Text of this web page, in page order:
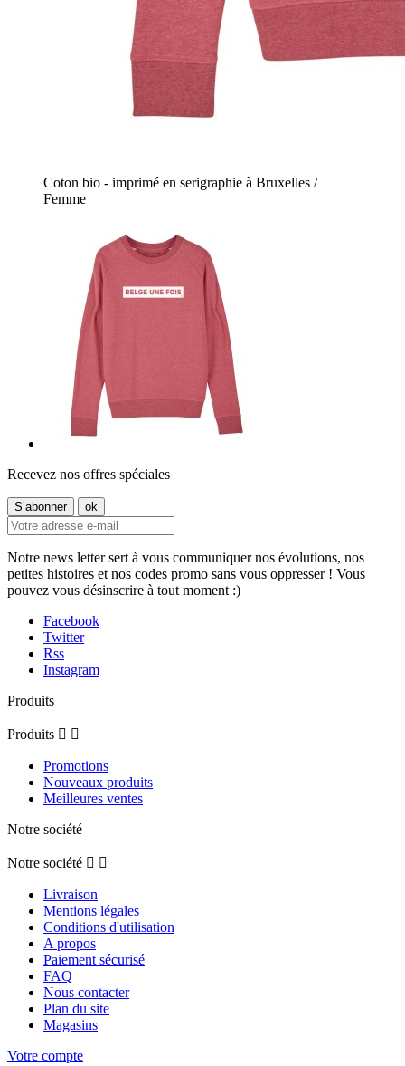
Coton bio - imprimé en serigraphie à Bruxelles /
Femme
Recevez nos offres spéciales
Notre news letter sert à vous communiquer nos évolutions, nos
petites histoires et nos codes promo sans vous oppresser ! Vous
pouvez vous désinscrire à tout moment :)
Facebook
Twitter
Rss
Instagram
Produits
Produits  
Promotions
Nouveaux produits
Meilleures ventes
Notre société
Notre société  
Livraison
Mentions légales
Conditions d'utilisation
A propos
Paiement sécurisé
FAQ
Nous contacter
Plan du site
Magasins
Votre compte